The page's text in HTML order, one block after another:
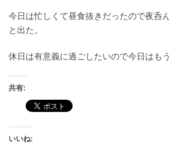
今日は忙しくて昼食抜きだったので夜呑
と出た。
休日は有意義に過ごしたいので今日はもう
共有:
いいね: